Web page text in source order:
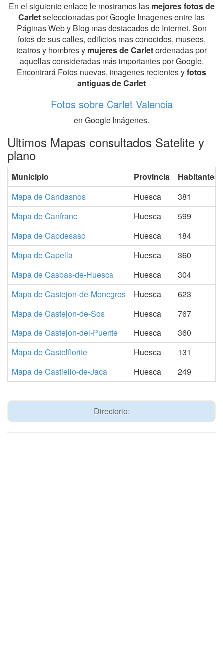
En el siguiente enlace le mostramos las mejores fotos de
Carletseleccionadas por Google Imagenes entre las
Páginas Web y Blog mas destacados de Internet. Son
fotos de sus calles, edificios mas conocidos, museos,
teatros y hombres y mujeres de Carletordenadas por
aquellas consideradas más importantes por Google.
Encontrará Fotos nuevas, imagenes recientes yfotos
antiguas de Carlet
Fotos sobre Carlet Valencia
en Google Imágenes.
Ultimos Mapas consultados Satelite y
plano
Municipio Provincia
Habitantes
Mapa de Candasnos
Huesca
381
Mapa de Canfranc
Huesca
599
Mapa de Capdesaso
Huesca
184
Mapa de Capella
Huesca
360
Mapa de Casbas-de-Huesca
Huesca
304
Mapa de Castejon-de-Monegros
Huesca
623
Mapa de Castejon-de-Sos
Huesca
767
Mapa de Castejon-del-Puente
Huesca
360
Mapa de Castelflorite
Huesca
131
Mapa de Castiello-de-Jaca
Huesca 249
Directorio: